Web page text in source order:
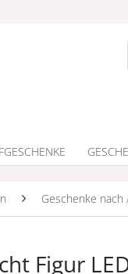
Geschenke nach
Figur